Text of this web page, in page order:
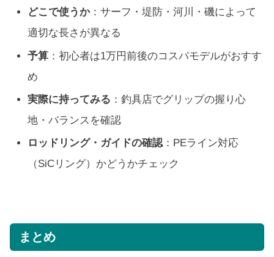
どこで使うか：サーフ・堤防・河川・磯によって
適切な長さが異なる
予算 ：初心者は1万円前後のコスパモデルがおすす
め
実際に持ってみる ：釣具店でグリップの握り心
地・バランスを確認
ロッドリング・ガイドの確認：PEライン対応
（SiCリング）かどうかチェック
まとめ